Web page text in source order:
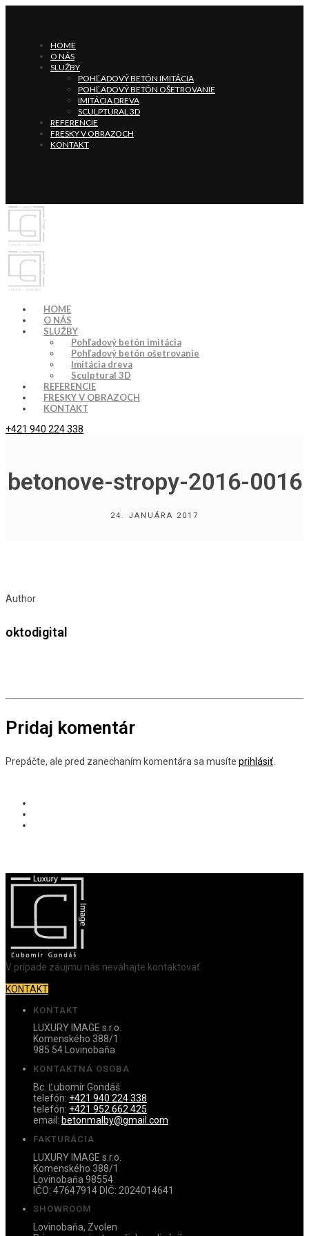
HOME
O NÁS
SLUŽBY
POHĽADOVÝ BETÓN IMITÁCIA
POHĽADOVÝ BETÓN OŠETROVANIE
IMITÁCIA DREVA
SCULPTURAL 3D
REFERENCIE
FRESKY V OBRAZOCH
KONTAKT
HOME
O NÁS
SLUŽBY
Pohľadový betón imitácia
Pohľadový betón ošetrovanie
Imitácia dreva
Sculptural 3D
REFERENCIE
FRESKY V OBRAZOCH
KONTAKT
+421 940 224 338
betonove-stropy-2016-0016
24. JANUÁRA 2017
Author
oktodigital
Pridaj komentár
Prepáčte, ale pred zanechaním komentára sa musíte prihlásiť
V prípade záujmu nás neváhajte kontaktovať.
KONTAKT
KONTAKT
LUXURY IMAGE s.r.o.
Komenského 388/1
985 54 Lovinobaňa
KONTAKTNÁ OSOBA
Bc. Ľubomír Gondáš
telefón: +421 940 224 338
telefón: +421 952 662 425
email: betonmalby@gmail.com
FAKTURÁCIA
LUXURY IMAGE s.r.o.
Komenského 388/1
Lovinobaňa 98554
IČO: 47647914 DIČ: 2024014641
SHOWROOM
Lovinobaňa, Zvolen